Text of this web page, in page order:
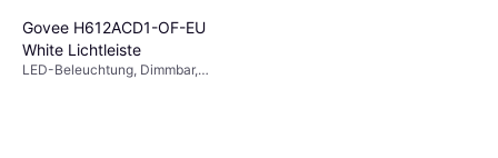
Govee H612ACD1-OF-EU
White Lichtleiste
LED-Beleuchtung, Dimmbar,